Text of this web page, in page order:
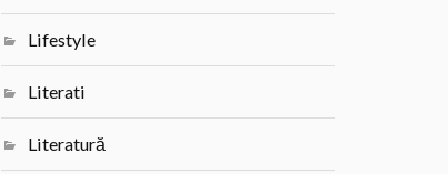
Lifestyle
Literati
Literatură